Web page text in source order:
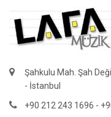
Şahkulu Mah. Şah
- İstanbul
+90 212 243 1696 -